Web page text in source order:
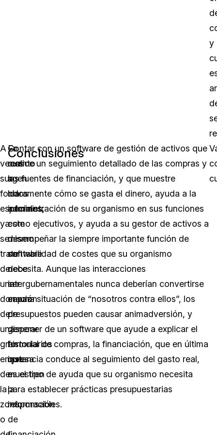
y
A
veces
surgen
fondos
especiales;
ya
se
trate
de
una
donación
de
una
gran
empresa
de
la
zona,
o
En
cuanto
a
los
informes,
este
mismo
software
debe
ser
capaz
de
generar
formularios
que
muestren
la
información
de
Conclusiones
Contar con un software de gestión de activos que
realice un seguimiento detallado de las compras y
las fuentes de financiación, y que muestre
claramente cómo se gasta el dinero, ayuda a la
administración de su organismo en sus funciones
como ejecutivos, y ayuda a su gestor de activos a
desempeñar la siempre importante función de
contabilidad de costes que su organismo
necesita. Aunque las interacciones
intergubernamentales nunca deberían convertirse
en una situación de “nosotros contra ellos”, los
presupuestos pueden causar animadversión, y
disponer de un software que ayude a explicar el
historial de compras, la financiación, que en última
instancia conduce al seguimiento del gasto real,
es el tipo de ayuda que su organismo necesita
para establecer prácticas presupuestarias
responsables.